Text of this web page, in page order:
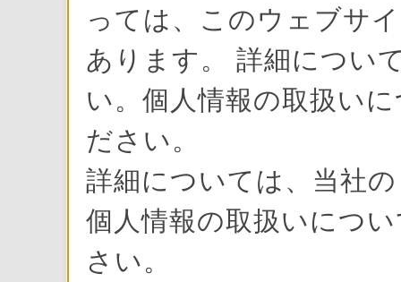
っては、このウェブサ
あります。 詳細につい
い。個人情報の取扱い
ださい。
詳細については、当社
個人情報の取扱いにつ
さい。